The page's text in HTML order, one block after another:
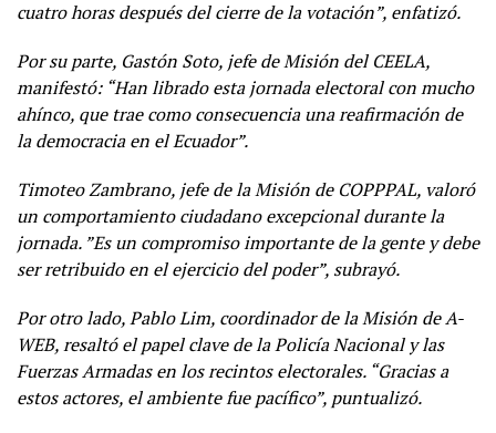
cuatro horas después del cierre de la votación”, enfatizó.
Por su parte, Gastón Soto, jefe de Misión del CEELA,
manifestó: “Han librado esta jornada electoral con mucho
ahínco, que trae como consecuencia una reafirmación de
la democracia en el Ecuador”.
Timoteo Zambrano, jefe de la Misión de COPPPAL, valoró
un comportamiento ciudadano excepcional durante la
jornada. ”Es un compromiso importante de la gente y debe
ser retribuido en el ejercicio del poder”, subrayó.
Por otro lado, Pablo Lim, coordinador de la Misión de A-
WEB, resaltó el papel clave de la Policía Nacional y las
Fuerzas Armadas en los recintos electorales. “Gracias a
estos actores, el ambiente fue pacífico”, puntualizó.